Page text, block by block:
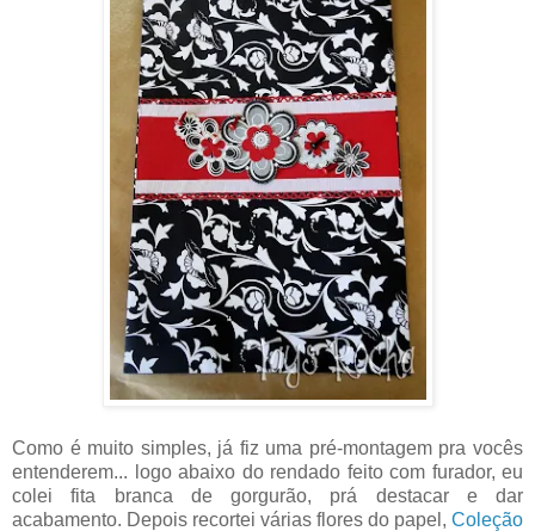
Como é muito simples, já fiz uma pré-montagem pra vocês
entenderem... logo abaixo do rendado feito com furador, eu
colei fita branca de gorgurão, prá destacar e dar
acabamento. Depois recortei várias flores do papel, Coleção